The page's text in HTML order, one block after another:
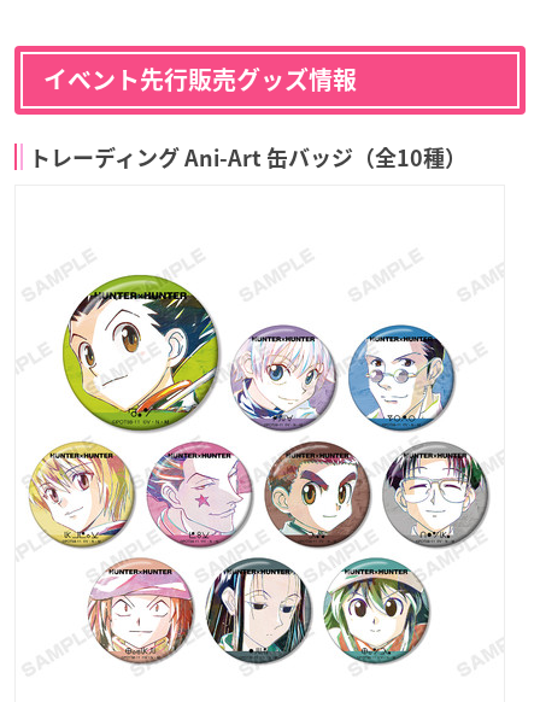
イベント先行販売グッズ情報
トレーディング Ani-Art 缶バッジ（全10種）